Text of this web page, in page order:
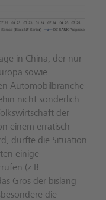
in China, der nur
sowie
Automobilbranche
nicht sonderlich
der
einem erratisch
dürfte die Situation
einige
(z.B.
Gros der bislang
die